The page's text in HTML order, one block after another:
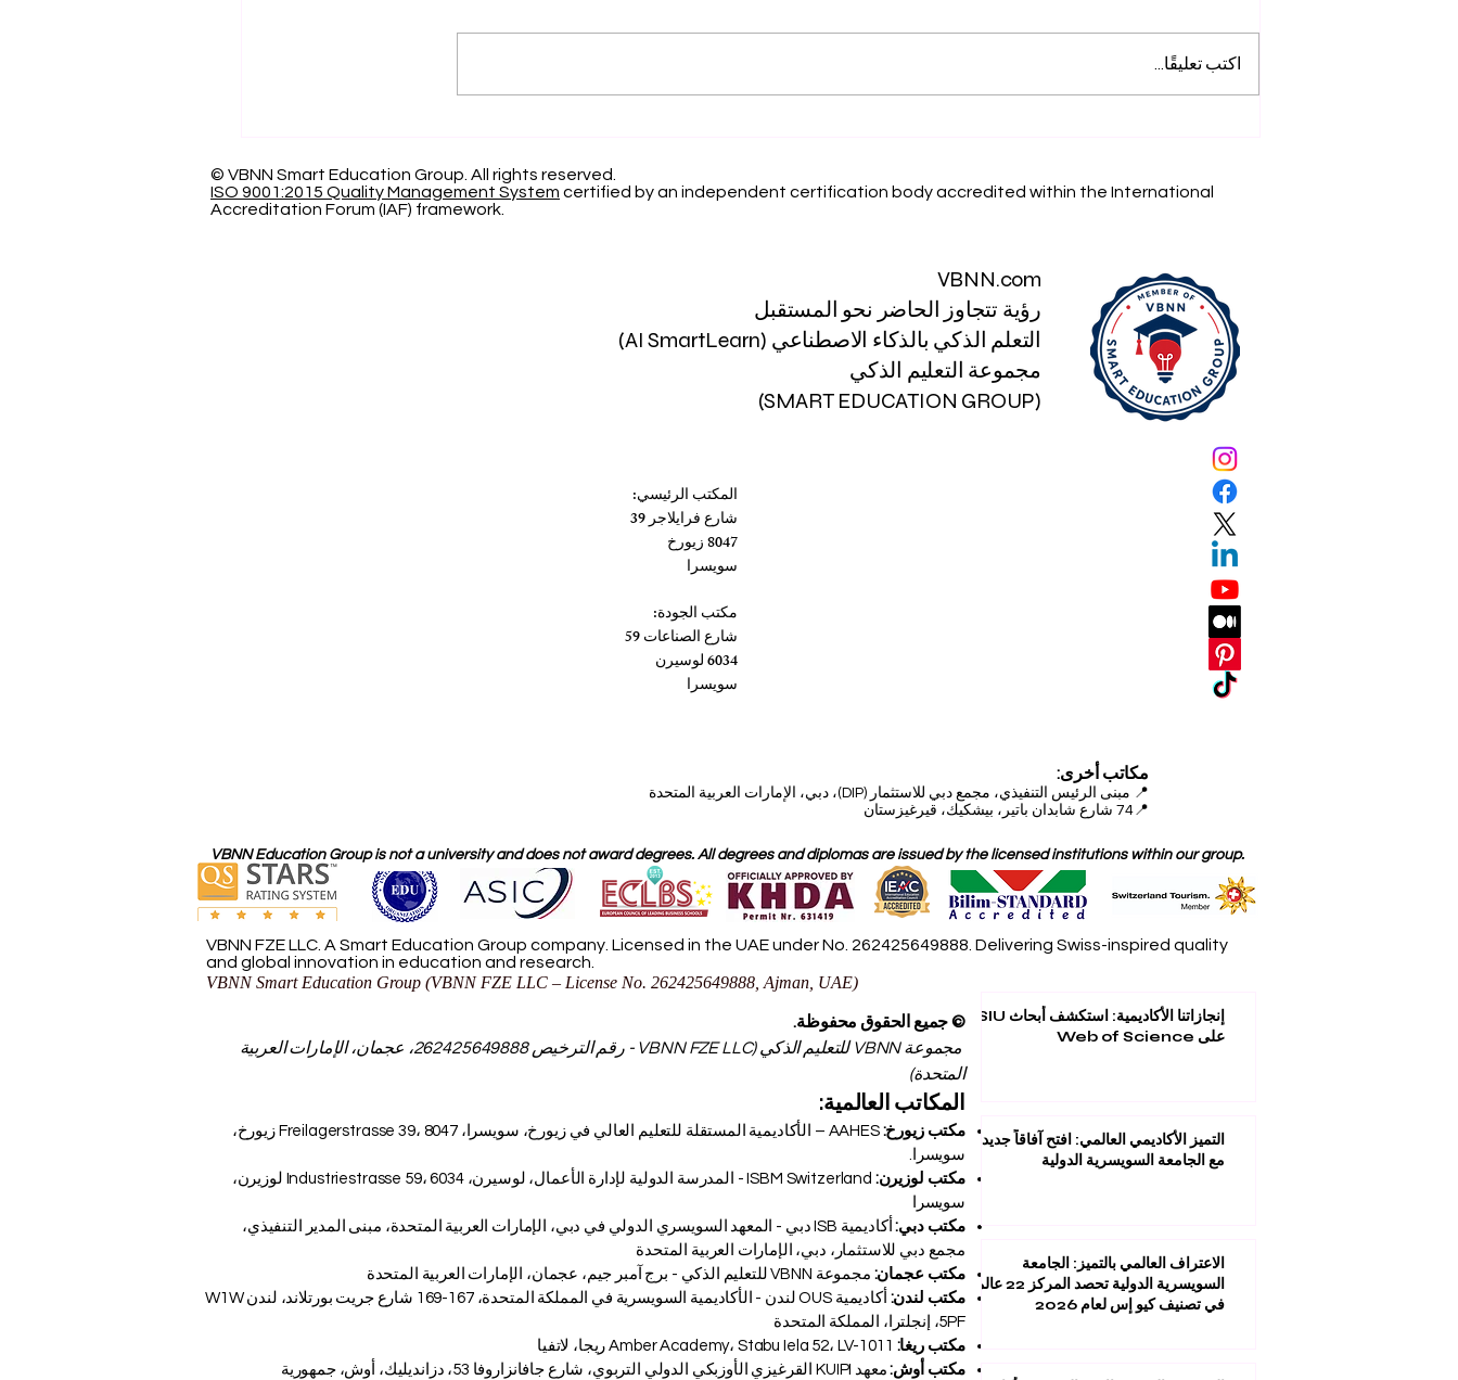
22 عالمياً في تصنيف كيو إس
لعام 2026
اكتب تعليقًا...
© VBNN Smart Education Group. All rights reserved.
ISO 9001:2015 Quality Management System certified by an independent certification body accredited within the International
Accreditation Forum (IAF) framework.
VBNN.com
رؤية تتجاوز الحاضر نحو المستقبل
التعلم الذكي بالذكاء الاصطناعي (AI SmartLearn)
مجموعة التعليم الذكي
(SMART EDUCATION GROUP)
المكتب الرئيسي:
شارع فرايلاجر 39
8047 زيورخ
سويسرا
مكتب الجودة:
شارع الصناعات 59
6034 لوسيرن
سويسرا
مكاتب أخرى:
📍 مبنى الرئيس التنفيذي، مجمع دبي للاستثمار (DIP)، دبي، الإمارات العربية المتحدة
📍74 شارع شابدان باتير، بيشكيك، قيرغيزستان
VBNN Education Group is not a university and does not award degrees. All degrees and diplomas are issued by the licensed institutions within our group.
VBNN FZE LLC. A Smart Education Group company. Licensed in the UAE under No. 262425649888. Delivering Swiss-inspired quality
and global innovation in education and research.
VBNN Smart Education Group (VBNN FZE LLC – License No. 262425649888, Ajman, UAE)
© جميع الحقوق محفوظة.
مجموعة VBNN للتعليم الذكي (VBNN FZE LLC - رقم الترخيص 262425649888، عجمان، الإمارات العربية
المتحدة)
المكاتب العالمية:
مكتب زيورخ:
AAHES – الأكاديمية المستقلة للتعليم العالي في زيورخ، سويسرا، Freilagerstrasse 39، 8047 زيورخ،
سويسرا.
مكتب لوزيرن:
ISBM Switzerland - المدرسة الدولية لإدارة الأعمال، لوسيرن، Industriestrasse 59، 6034 لوزيرن،
سويسرا
مكتب دبي:
أكاديمية ISB دبي - المعهد السويسري الدولي في دبي، الإمارات العربية المتحدة، مبنى المدير التنفيذي،
مجمع دبي للاستثمار، دبي، الإمارات العربية المتحدة
مكتب عجمان: مجموعة VBNN للتعليم الذكي - برج آمبر جيم، عجمان، الإمارات العربية المتحدة
مكتب لندن:
أكاديمية OUS لندن - الأكاديمية السويسرية في المملكة المتحدة، 167-169 شارع جريت بورتلاند، لندن W1W
5PF، إنجلترا، المملكة المتحدة
مكتب ريغا:
مكتب أوش:
معهد KUIPI القرغيزي الأوزبكي الدولي التربوي، شارع جافانزاروفا 53، دزانديليك، أوش، جمهورية
إنجازاتنا الأكاديمية: استكشف أبحاث SIU
على Web of Science
التميز الأكاديمي العالمي: افتح آفاقاً جديدة
مع الجامعة السويسرية الدولية
الاعتراف العالمي بالتميز: الجامعة
السويسرية الدولية تحصد المركز 22 عالمياً
في تصنيف كيو إس لعام 2026